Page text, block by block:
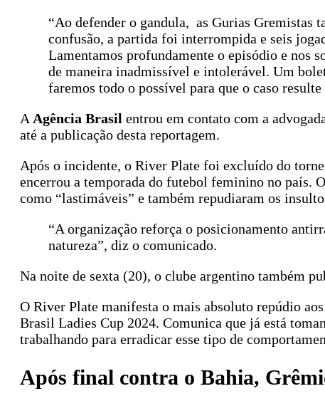
“Ao defender o gandula, as Gurias Gremistas
confusão, a partida foi interrompida e seis
Lamentamos profundamente o episódio e nos
de maneira inadmissível e intolerável. Um
faremos todo o possível para que o caso
A Agência Brasil entrou em contato com a
até a publicação desta reportagem.
Após o incidente, o River Plate foi excluído do
encerrou a temporada do futebol feminino no país.
como “lastimáveis” e também repudiaram os
“A organização reforça o posicionamento
natureza”, diz o comunicado.
Na noite de sexta (20), o clube argentino também
O River Plate manifesta o mais absoluto repúdio
Brasil Ladies Cup 2024. Comunica que já está
trabalhando para erradicar esse tipo de
Após final contra o Bahia,